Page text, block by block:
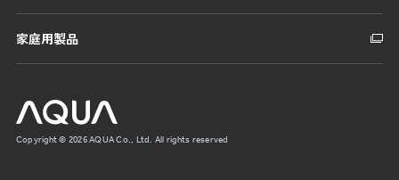
家庭用製品
Copyright © 2026 AQUA Co., Ltd. All rights reserved